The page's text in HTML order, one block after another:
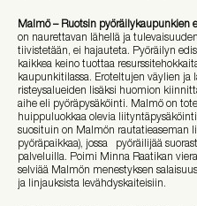
Malmö – Ruotsin pyöräilykaupunkien
on naurettavan lähellä ja
tiivistetään, ei hajauteta. Pyöräilyn
kaikkea keino tuottaa
kaupunkitilassa. Eroteltujen väylien ja
risteysalueiden lisäksi huomion
aihe eli pyöräpysäköinti. Malmö on
huippuluokkaa olevia
suosituin on Malmön rautatieaseman
pyöräpaikkaa), jossa pyöräilijää
palveluilla. Poimi Minna Raatikan
selviää Malmön menestyksen
ja linjauksista levähdyskaiteisiin.